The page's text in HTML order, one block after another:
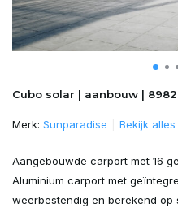
Cubo solar | aanbouw |
Merk: Sunparadise Bekijk
Aangebouwde carport met 16
Aluminium carport met
weerbestendig en berekend op